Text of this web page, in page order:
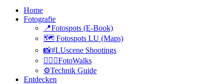
Home
Fotografie
📍Fotospots (E-Book)
🗺️ Fotospots LU (Maps)
📸#LUscene Shootings
🚶🏻‍♂️FotoWalks
⚙️Technik Guide
Entdecken